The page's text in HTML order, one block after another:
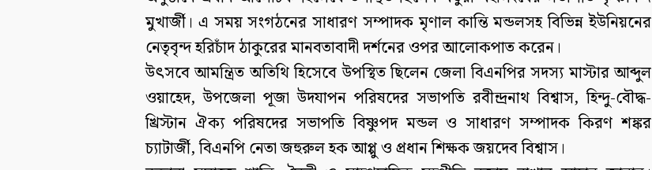
মুখার্জী। এ সময় সংগঠনের সাধারণ সম্পাদক মৃণাল কান্তি মন্ডলসহ বিভিন্ন ইউনিয়নের
নেতৃবৃন্দ হরিচাঁদ ঠাকুরের মানবতাবাদী দর্শনের ওপর আলোকপাত করেন।
উৎসবে আমন্ত্রিত অতিথি হিসেবে উপস্থিত ছিলেন জেলা বিএনপির সদস্য মাস্টার আব্দুল
ওয়াহেদ, উপজেলা পূজা উদযাপন পরিষদের সভাপতি রবীন্দ্রনাথ বিশ্বাস, হিন্দু-বৌদ্ধ-
খ্রিস্টান ঐক্য পরিষদের সভাপতি বিষ্ণুপদ মন্ডল ও সাধারণ সম্পাদক কিরণ শঙ্কর
চ্যাটার্জী, বিএনপি নেতা জহুরুল হক আপ্পু ও প্রধান শিক্ষক জয়দেব বিশ্বাস।